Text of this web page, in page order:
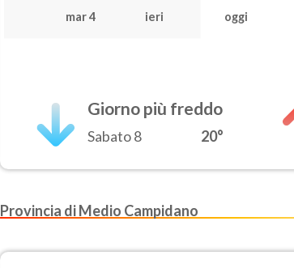
mar 4 ieri oggi
Giorno più freddo
Sabato 8 20°
Provincia di Medio Campidano